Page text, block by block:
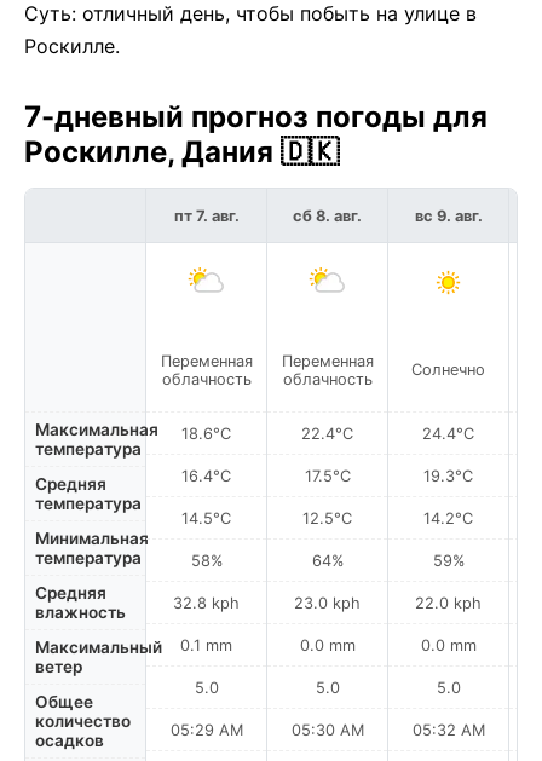
Суть: отличный день, чтобы побыть на улице в
Роскилле.
7-дневный прогноз погоды для
Роскилле, Дания 🇩🇰
Максимальная
температура
Средняя
температура
Минимальная
температура
Средняя
влажность
Максимальный
ветер
Общее
количество
осадков
пт 7. авг.
Переменная
облачность
18.6°C
16.4°C
14.5°C
58%
32.8 kph
0.1 mm
5.0
05:29 AM
сб 8. авг.
Переменная
облачность
22.4°C
17.5°C
12.5°C
64%
23.0 kph
0.0 mm
5.0
05:30 AM
вс 9. авг.
Солнечно
24.4°C
19.3°C
14.2°C
59%
22.0 kph
0.0 mm
5.0
05:32 AM